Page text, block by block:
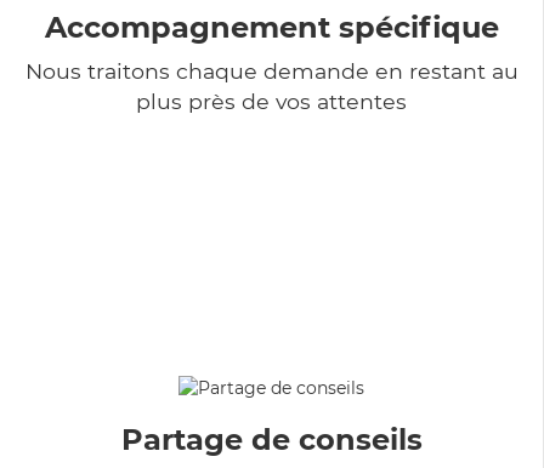
Accompagnement spécifique
Nous traitons chaque demande en restant au
plus près de vos attentes
Partage de conseils